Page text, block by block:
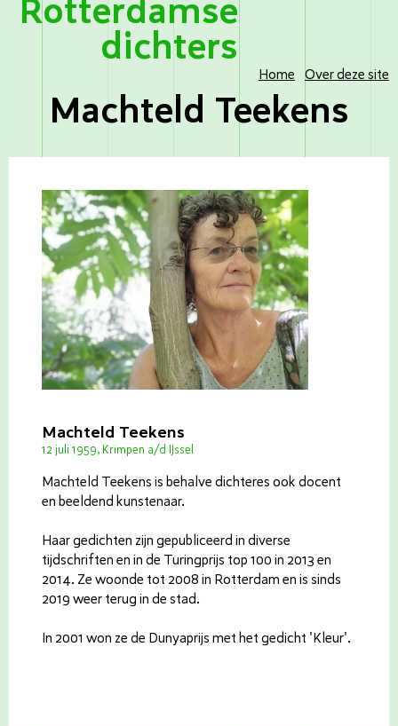
Rotterdamse
dichters
Home Over deze site
Machteld Teekens
Machteld Teekens
12 juli 1959, Krimpen a/d IJssel
Machteld Teekens is behalve dichteres ook docent
en beeldend kunstenaar.
Haar gedichten zijn gepubliceerd in diverse
tijdschriften en in de Turingprijs top 100 in 2013 en
2014. Ze woonde tot 2008 in Rotterdam en is sinds
2019 weer terug in de stad.
In 2001 won ze de Dunyaprijs met het gedicht 'Kleur'.